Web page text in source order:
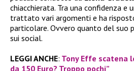
chiacchierata. Tra una confidenza e
trattato vari argomenti e ha
particolare. Ovvero quanto del suo
sui social.
LEGGI ANCHE: Tony Effe scatena
da 150 Euro? Troppo pochi”